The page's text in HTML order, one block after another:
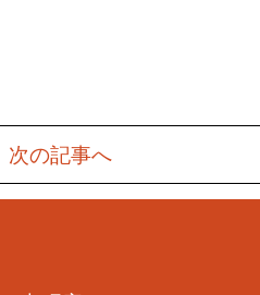
次の記事へ